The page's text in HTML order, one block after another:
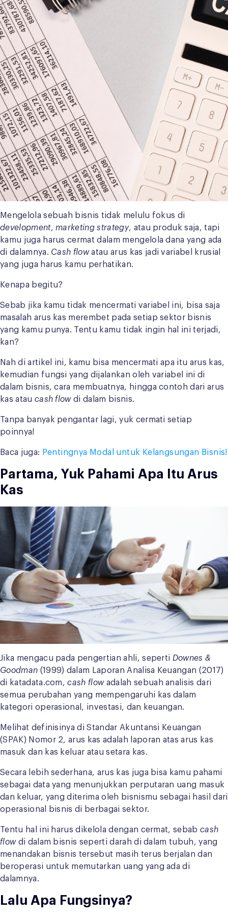
Mengelola sebuah bisnis tidak melulu fokus di
development,marketing strategy, atau produk saja, tapi
kamu juga harus cermat dalam mengelola dana yang ada
di dalamnya. Cash flowatau arus kas jadi variabel krusial
yang juga harus kamu perhatikan.
Kenapa begitu?
Sebab jika kamu tidak mencermati variabel ini, bisa saja
masalah arus kas merembet pada setiap sektor bisnis
yang kamu punya. Tentu kamu tidak ingin hal ini terjadi,
kan?
Nah di artikel ini, kamu bisa mencermati apa itu arus kas,
kemudian fungsi yang dijalankan oleh variabel ini di
dalam bisnis, cara membuatnya, hingga contoh dari arus
kas atau cash flowdi dalam bisnis.
Tanpa banyak pengantar lagi, yuk cermati setiap
poinnya!
Baca juga: Pentingnya Modal untuk Kelangsungan Bisnis!
Partama, Yuk Pahami Apa Itu Arus
Kas
Jika mengacu pada pengertian ahli, seperti Downes &
Goodman (1999) dalam Laporan Analisa Keuangan (2017)
di katadata.com,cash flowadalah sebuah analisis dari
semua perubahan yang mempengaruhi kas dalam
kategori operasional, investasi, dan keuangan.
Melihat definisinya di Standar Akuntansi Keuangan
(SPAK) Nomor 2, arus kas adalah laporan atas arus kas
masuk dan kas keluar atau setara kas.
Secara lebih sederhana, arus kas juga bisa kamu pahami
sebagai data yang menunjukkan perputaran uang masuk
dan keluar, yang diterima oleh bisnismu sebagai hasil dari
operasional bisnis di berbagai sektor.
Tentu hal ini harus dikelola dengan cermat, sebab cash
flowdi dalam bisnis seperti darah di dalam tubuh, yang
menandakan bisnis tersebut masih terus berjalan dan
beroperasi untuk memutarkan uang yang ada di
dalamnya.
Lalu Apa Fungsinya?